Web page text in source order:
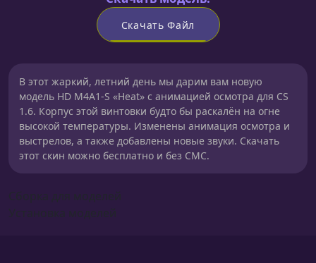
Скачать Файл
В этот жаркий, летний день мы дарим вам новую
модель HD M4A1-S «Heat» с анимацией осмотра для CS
1.6. Корпус этой винтовки будто бы раскалён на огне
высокой температуры. Изменены анимация осмотра и
выстрелов, а также добавлены новые звуки. Скачать
этот скин можно бесплатно и без СМС.